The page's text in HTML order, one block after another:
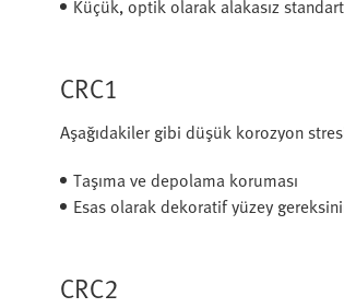
Küçük, optik olarak alakasız
CRC1
Aşağıdakiler gibi düşük korozyon
Taşıma ve depolama koruması
Esas olarak dekoratif yüzey
CRC2